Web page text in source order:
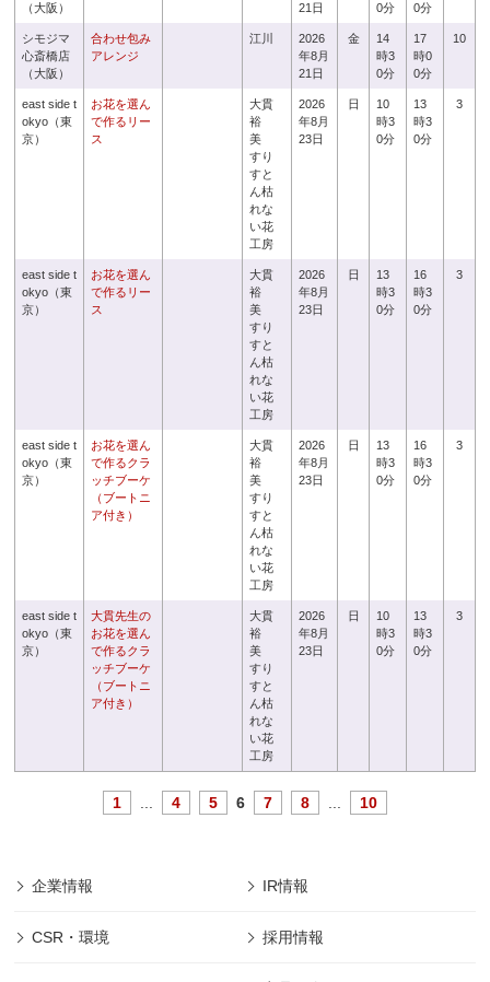
（大阪）
21日
0分
0分
シモジマ
心斎橋店
（大阪）
合わせ包み
アレンジ
江川
2026
年8月
21日
金
14
時3
0分
17
時0
0分
10
east side t
okyo（東
京）
お花を選ん
で作るリー
ス
大貫
裕
美
すり
すと
ん枯
れな
い花
工房
2026
年8月
23日
日
10
時3
0分
13
時3
0分
3
east side t
okyo（東
京）
お花を選ん
で作るリー
ス
大貫
裕
美
すり
すと
ん枯
れな
い花
工房
2026
年8月
23日
日
13
時3
0分
16
時3
0分
3
east side t
okyo（東
京）
お花を選ん
で作るクラ
ッチブーケ
（ブートニ
ア付き）
大貫
裕
美
すり
すと
ん枯
れな
い花
工房
2026
年8月
23日
日
13
時3
0分
16
時3
0分
3
east side t
okyo（東
京）
大貫先生の
お花を選ん
で作るクラ
ッチブーケ
（ブートニ
ア付き）
大貫
裕
美
すり
すと
ん枯
れな
い花
工房
2026
年8月
23日
日
10
時3
0分
13
時3
0分
3
1 4 5 6 7 8 10
企業情報 IR情報
CSR・環境 採用情報